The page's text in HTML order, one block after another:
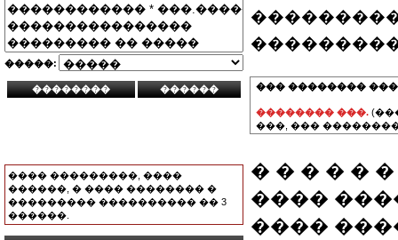
�����:
���� ���������, ����
������, � ���� �������� �
��������� ���������� �� 3
������.
��� ��������
�������� ���.
���, ���
� � � � � �
����
����